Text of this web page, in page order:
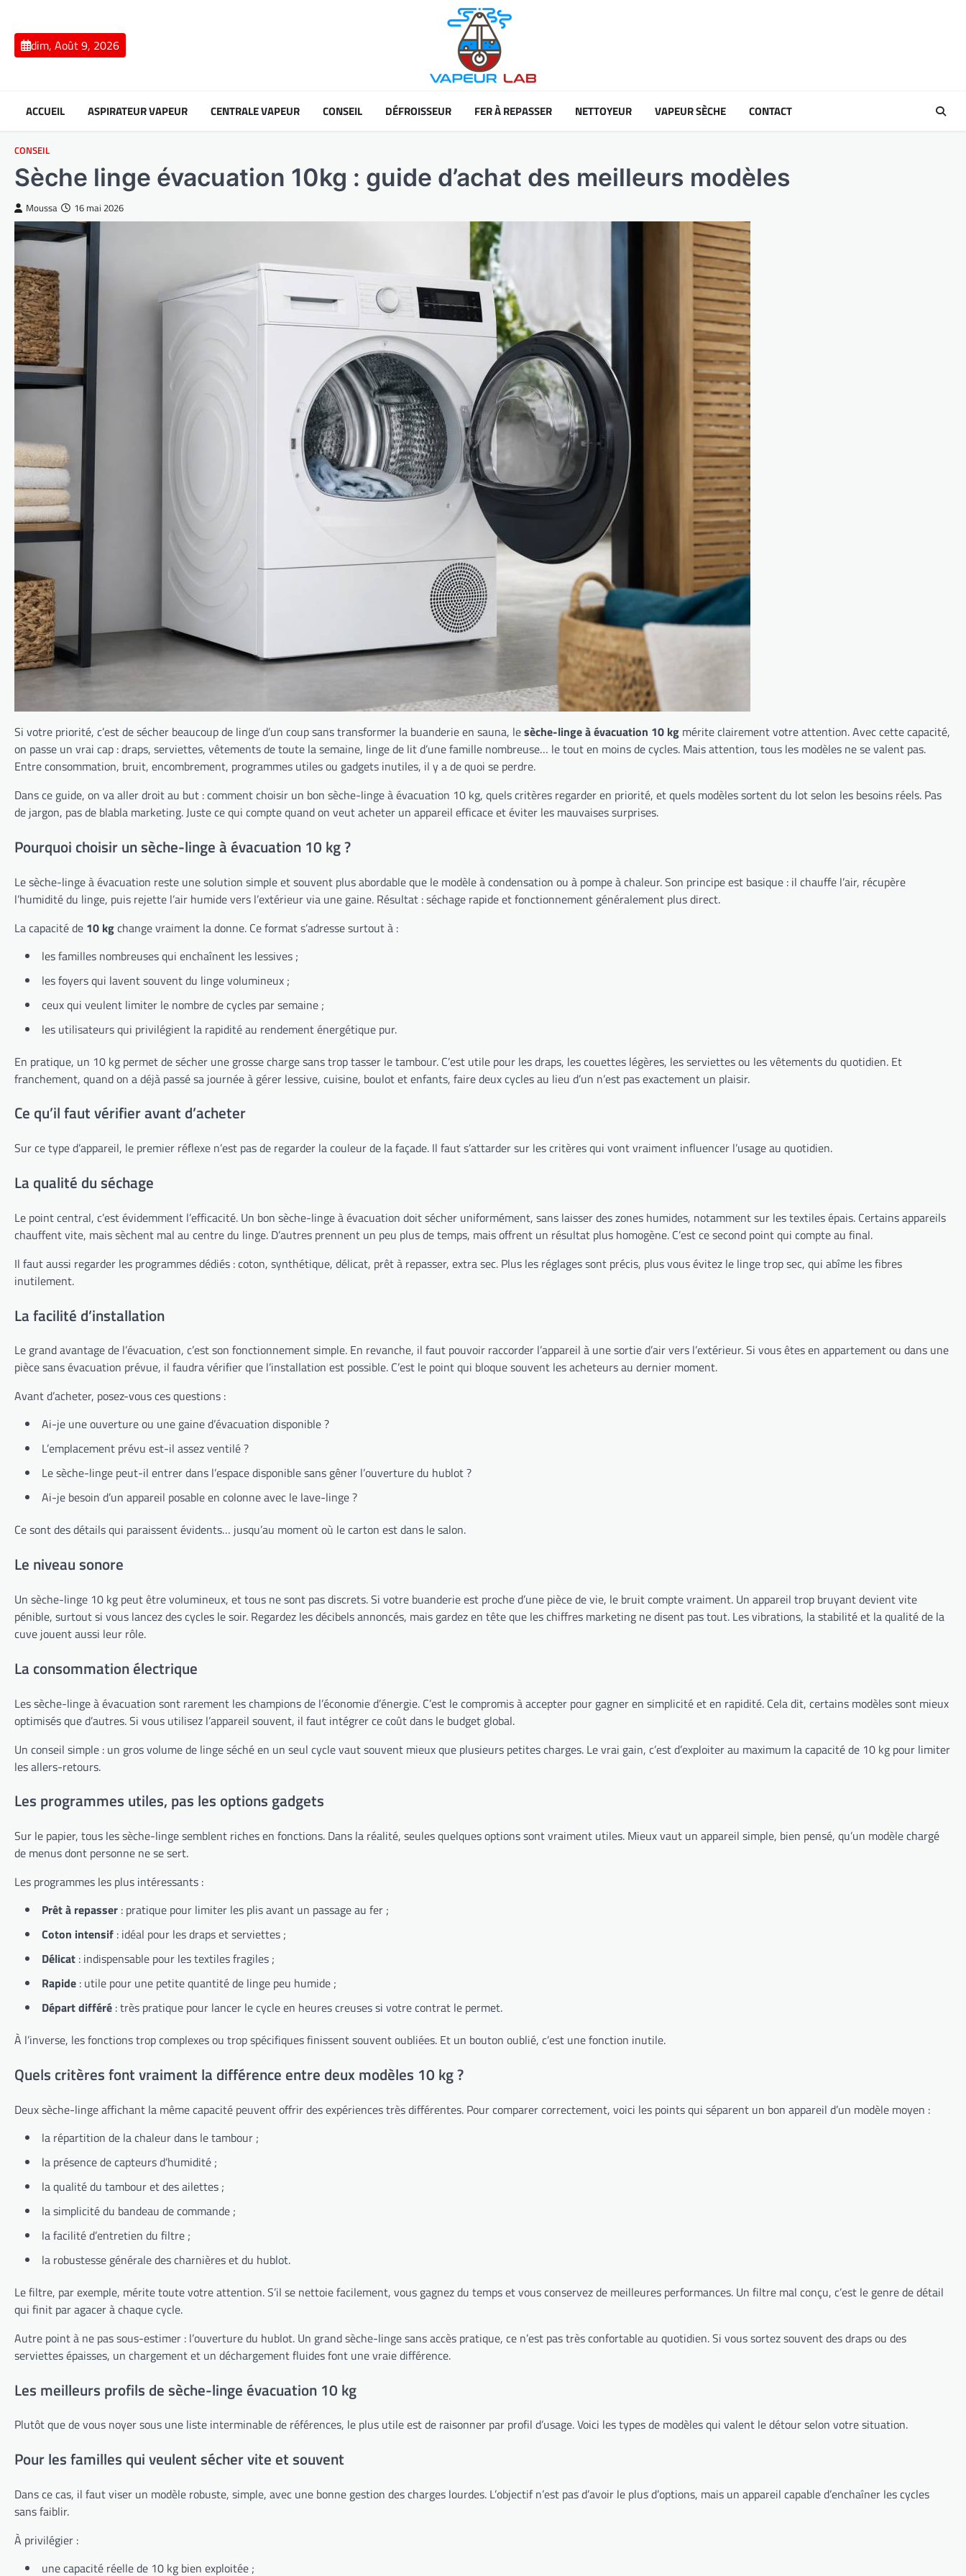
contentdim, Août 9, 2026
ACCUEIL ASPIRATEUR VAPEUR CENTRALE VAPEUR CONSEIL DÉFROISSEUR FER À REPASSER NETTOYEUR VAPEUR SÈCHE CONTACT
CONSEIL
Sèche linge évacuation 10kg : guide d’achat des meilleurs modèles
Moussa 16 mai 2026
Si votre priorité, c’est de sécher beaucoup de linge d’un coup sans transformer la buanderie en sauna, lesèche-linge à évacuation 10 kg mérite clairement votre attention. Avec cette capacité,
on passe un vrai cap : draps, serviettes, vêtements de toute la semaine, linge de lit d’une famille nombreuse… le tout en moins de cycles. Mais attention, tous les modèles ne se valent pas.
Entre consommation, bruit, encombrement, programmes utiles ou gadgets inutiles, il y a de quoi se perdre.
Dans ce guide, on va aller droit au but : comment choisir un bon sèche-linge à évacuation 10 kg, quels critères regarder en priorité, et quels modèles sortent du lot selon les besoins réels. Pas
de jargon, pas de blabla marketing. Juste ce qui compte quand on veut acheter un appareil efficace et éviter les mauvaises surprises.
Pourquoi choisir un sèche-linge à évacuation 10 kg ?
Le sèche-linge à évacuation reste une solution simple et souvent plus abordable que le modèle à condensation ou à pompe à chaleur. Son principe est basique : il chauffe l’air, récupère
l’humidité du linge, puis rejette l’air humide vers l’extérieur via une gaine. Résultat : séchage rapide et fonctionnement généralement plus direct.
La capacité de 10 kgchange vraiment la donne. Ce format s’adresse surtout à :
les familles nombreuses qui enchaînent les lessives ;
les foyers qui lavent souvent du linge volumineux ;
ceux qui veulent limiter le nombre de cycles par semaine ;
les utilisateurs qui privilégient la rapidité au rendement énergétique pur.
En pratique, un 10 kg permet de sécher une grosse charge sans trop tasser le tambour. C’est utile pour les draps, les couettes légères, les serviettes ou les vêtements du quotidien. Et
franchement, quand on a déjà passé sa journée à gérer lessive, cuisine, boulot et enfants, faire deux cycles au lieu d’un n’est pas exactement un plaisir.
Ce qu’il faut vérifier avant d’acheter
Sur ce type d’appareil, le premier réflexe n’est pas de regarder la couleur de la façade. Il faut s’attarder sur les critères qui vont vraiment influencer l’usage au quotidien.
La qualité du séchage
Le point central, c’est évidemment l’efficacité. Un bon sèche-linge à évacuation doit sécher uniformément, sans laisser des zones humides, notamment sur les textiles épais. Certains appareils
chauffent vite, mais sèchent mal au centre du linge. D’autres prennent un peu plus de temps, mais offrent un résultat plus homogène. C’est ce second point qui compte au final.
Il faut aussi regarder les programmes dédiés : coton, synthétique, délicat, prêt à repasser, extra sec. Plus les réglages sont précis, plus vous évitez le linge trop sec, qui abîme les fibres
inutilement.
La facilité d’installation
Le grand avantage de l’évacuation, c’est son fonctionnement simple. En revanche, il faut pouvoir raccorder l’appareil à une sortie d’air vers l’extérieur. Si vous êtes en appartement ou dans une
pièce sans évacuation prévue, il faudra vérifier que l’installation est possible. C’est le point qui bloque souvent les acheteurs au dernier moment.
Avant d’acheter, posez-vous ces questions :
Ai-je une ouverture ou une gaine d’évacuation disponible ?
L’emplacement prévu est-il assez ventilé ?
Le sèche-linge peut-il entrer dans l’espace disponible sans gêner l’ouverture du hublot ?
Ai-je besoin d’un appareil posable en colonne avec le lave-linge ?
Ce sont des détails qui paraissent évidents… jusqu’au moment où le carton est dans le salon.
Le niveau sonore
Un sèche-linge 10 kg peut être volumineux, et tous ne sont pas discrets. Si votre buanderie est proche d’une pièce de vie, le bruit compte vraiment. Un appareil trop bruyant devient vite
pénible, surtout si vous lancez des cycles le soir. Regardez les décibels annoncés, mais gardez en tête que les chiffres marketing ne disent pas tout. Les vibrations, la stabilité et la qualité de la
cuve jouent aussi leur rôle.
La consommation électrique
Les sèche-linge à évacuation sont rarement les champions de l’économie d’énergie. C’est le compromis à accepter pour gagner en simplicité et en rapidité. Cela dit, certains modèles sont mieux
optimisés que d’autres. Si vous utilisez l’appareil souvent, il faut intégrer ce coût dans le budget global.
Un conseil simple : un gros volume de linge séché en un seul cycle vaut souvent mieux que plusieurs petites charges. Le vrai gain, c’est d’exploiter au maximum la capacité de 10 kg pour limiter
les allers-retours.
Les programmes utiles, pas les options gadgets
Sur le papier, tous les sèche-linge semblent riches en fonctions. Dans la réalité, seules quelques options sont vraiment utiles. Mieux vaut un appareil simple, bien pensé, qu’un modèle chargé
de menus dont personne ne se sert.
Les programmes les plus intéressants :
Prêt à repasser : pratique pour limiter les plis avant un passage au fer ;
Coton intensif : idéal pour les draps et serviettes ;
Délicat : indispensable pour les textiles fragiles ;
Rapide : utile pour une petite quantité de linge peu humide ;
Départ différé : très pratique pour lancer le cycle en heures creuses si votre contrat le permet.
À l’inverse, les fonctions trop complexes ou trop spécifiques finissent souvent oubliées. Et un bouton oublié, c’est une fonction inutile.
Quels critères font vraiment la différence entre deux modèles 10 kg ?
Deux sèche-linge affichant la même capacité peuvent offrir des expériences très différentes. Pour comparer correctement, voici les points qui séparent un bon appareil d’un modèle moyen :
la répartition de la chaleur dans le tambour ;
la présence de capteurs d’humidité ;
la qualité du tambour et des ailettes ;
la simplicité du bandeau de commande ;
la facilité d’entretien du filtre ;
la robustesse générale des charnières et du hublot.
Le filtre, par exemple, mérite toute votre attention. S’il se nettoie facilement, vous gagnez du temps et vous conservez de meilleures performances. Un filtre mal conçu, c’est le genre de détail
qui finit par agacer à chaque cycle.
Autre point à ne pas sous-estimer : l’ouverture du hublot. Un grand sèche-linge sans accès pratique, ce n’est pas très confortable au quotidien. Si vous sortez souvent des draps ou des
serviettes épaisses, un chargement et un déchargement fluides font une vraie différence.
Les meilleurs profils de sèche-linge évacuation 10 kg
Plutôt que de vous noyer sous une liste interminable de références, le plus utile est de raisonner par profil d’usage. Voici les types de modèles qui valent le détour selon votre situation.
Pour les familles qui veulent sécher vite et souvent
Dans ce cas, il faut viser un modèle robuste, simple, avec une bonne gestion des charges lourdes. L’objectif n’est pas d’avoir le plus d’options, mais un appareil capable d’enchaîner les cycles
sans faiblir.
À privilégier :
une capacité réelle de 10 kg bien exploitée ;